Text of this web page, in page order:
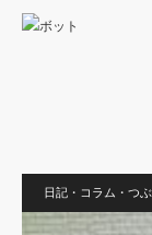
日記・コラム・つ